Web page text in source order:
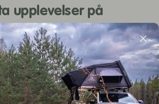
upplevelser på
dagar på Lofoten, det var i
och rekommenderar starkt att du
och taktälta har minst det, gärna
enkelt så mycket att se och